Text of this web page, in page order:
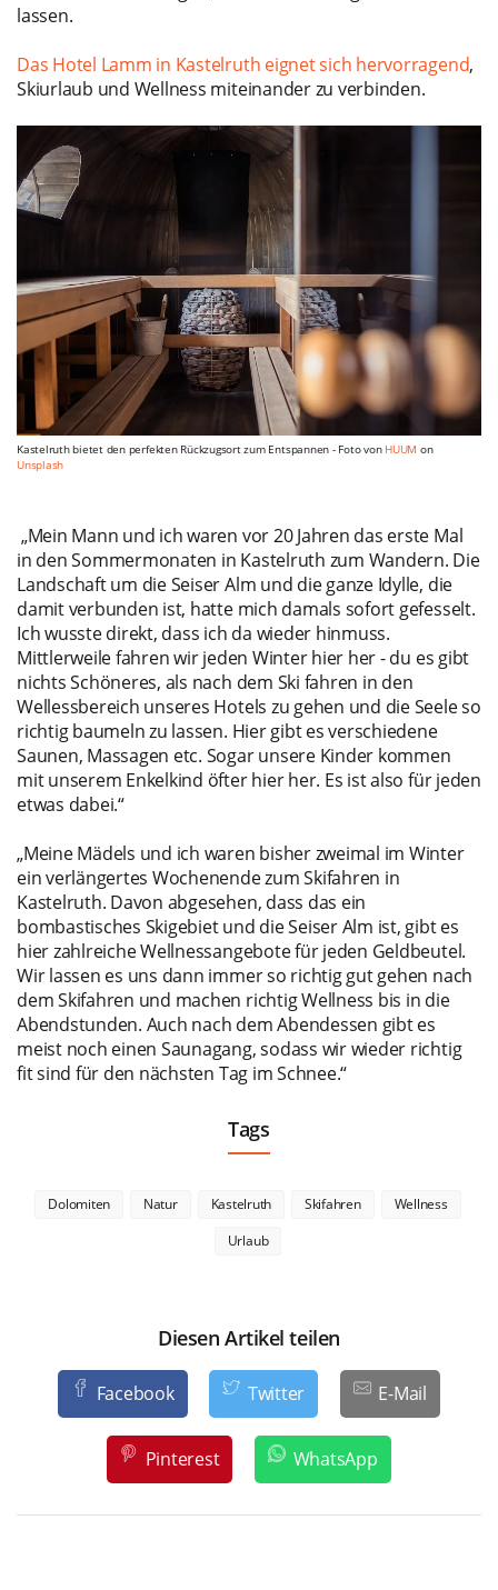
lassen.
Das Hotel Lamm in Kastelruth eignet sich hervorragend,
Skiurlaub und Wellness miteinander zu verbinden.
Kastelruth bietet den perfekten Rückzugsort zum Entspannen - Foto von HUUM on
Unsplash
„Mein Mann und ich waren vor 20 Jahren das erste Mal
in den Sommermonaten in Kastelruth zum Wandern. Die
Landschaft um die Seiser Alm und die ganze Idylle, die
damit verbunden ist, hatte mich damals sofort gefesselt.
Ich wusste direkt, dass ich da wieder hinmuss.
Mittlerweile fahren wir jeden Winter hier her - du es gibt
nichts Schöneres, als nach dem Ski fahren in den
Wellessbereich unseres Hotels zu gehen und die Seele so
richtig baumeln zu lassen. Hier gibt es verschiedene
Saunen, Massagen etc. Sogar unsere Kinder kommen
mit unserem Enkelkind öfter hier her. Es ist also für jeden
etwas dabei.“
„Meine Mädels und ich waren bisher zweimal im Winter
ein verlängertes Wochenende zum Skifahren in
Kastelruth. Davon abgesehen, dass das ein
bombastisches Skigebiet und die Seiser Alm ist, gibt es
hier zahlreiche Wellnessangebote für jeden Geldbeutel.
Wir lassen es uns dann immer so richtig gut gehen nach
dem Skifahren und machen richtig Wellness bis in die
Abendstunden. Auch nach dem Abendessen gibt es
meist noch einen Saunagang, sodass wir wieder richtig
fit sind für den nächsten Tag im Schnee.“
Tags
Dolomiten Natur Kastelruth Skifahren
Wellness
Urlaub
Diesen Artikel teilen
Facebook Twitter E-Mail
Pinterest WhatsApp